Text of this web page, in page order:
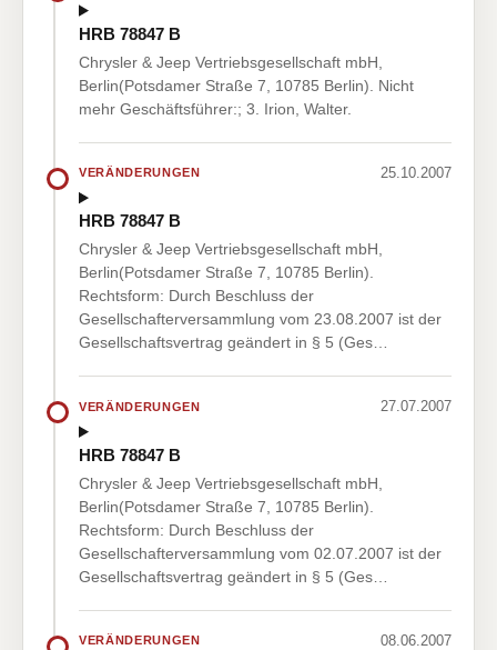
HRB 78847 B
Chrysler & Jeep Vertriebsgesellschaft mbH,
Berlin(Potsdamer Straße 7, 10785 Berlin). Nicht
mehr Geschäftsführer:; 3. Irion, Walter.
VERÄNDERUNGEN 25.10.2007
HRB 78847 B
Chrysler & Jeep Vertriebsgesellschaft mbH,
Berlin(Potsdamer Straße 7, 10785 Berlin).
Rechtsform: Durch Beschluss der
Gesellschafterversammlung vom 23.08.2007 ist der
Gesellschaftsvertrag geändert in § 5 (Ges…
VERÄNDERUNGEN 27.07.2007
HRB 78847 B
Chrysler & Jeep Vertriebsgesellschaft mbH,
Berlin(Potsdamer Straße 7, 10785 Berlin).
Rechtsform: Durch Beschluss der
Gesellschafterversammlung vom 02.07.2007 ist der
Gesellschaftsvertrag geändert in § 5 (Ges…
VERÄNDERUNGEN 08.06.2007